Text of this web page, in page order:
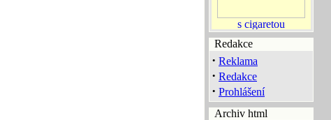
Redakce
· Reklama
· Redakce
· Prohlášení
Archiv html